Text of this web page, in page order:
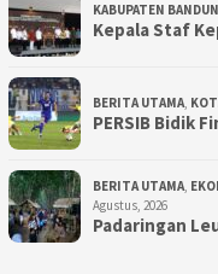
KABUPATEN
Kepala Staf
BERITA UTAMA,
PERSIB Bidik
BERITA UTAMA,
Agustus, 2026
Padaringan